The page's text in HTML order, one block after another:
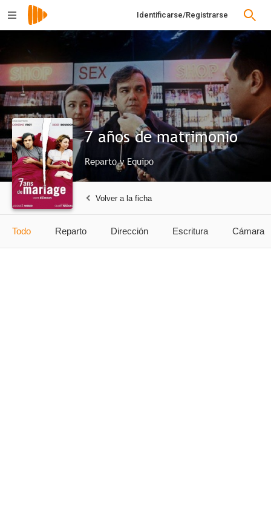
Identificarse/Registrarse
7 años de matrimonio
Reparto y Equipo
Volver a la ficha
Todo Reparto Dirección Escritura Cámara